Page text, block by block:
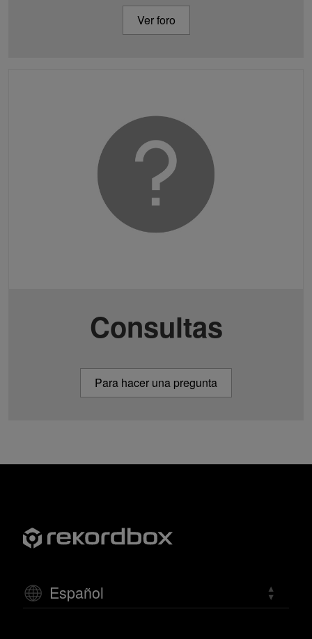
Ver foro
Consultas
Para hacer una pregunta
Español